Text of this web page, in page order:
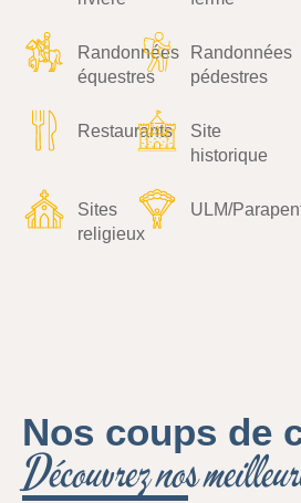
Randonnées
équestres
Randonnées
pédestres
Restaurants
Site
historique
Sites
religieux
ULM/
Nos coups de
Découvrez nos